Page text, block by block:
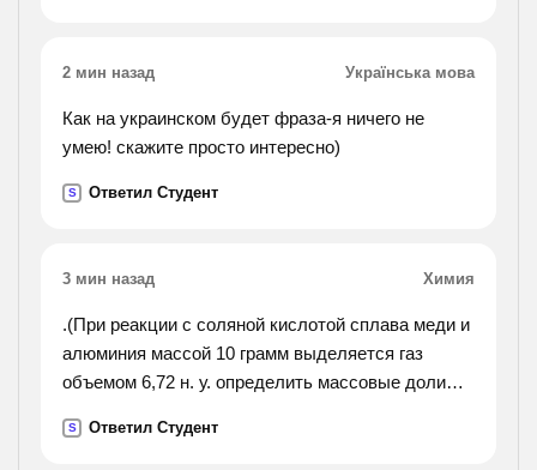
градусов с. какое максимальное количество
температуре 30 градусов с и при пятикратном
запасе прочности?
2 мин назад Українська мова
Как на украинском будет фраза-я ничего не
умею! скажите просто интересно)
S Ответил Студент
3 мин назад Химия
.(При реакции с соляной кислотой сплава меди и
алюминия массой 10 грамм выделяется газ
объемом 6,72 н. у. определить массовые доли
S Ответил Студент